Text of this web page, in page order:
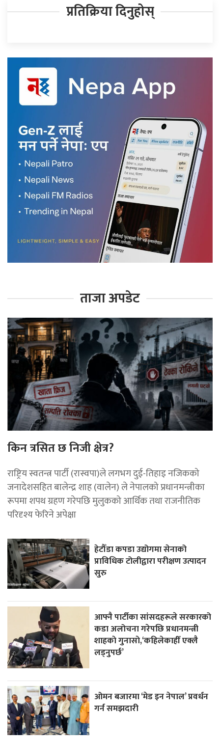
प्रतिक्रिया दिनुहोस्
ताजा अपडेट
किन त्रसित छ निजी क्षेत्र?
राष्ट्रिय स्वतन्त्र पार्टी (रास्वपा)ले लगभग दुई-तिहाइ नजिकको
जनादेशसहित बालेन्द्र शाह (वालेन) ले नेपालको प्रधानमन्त्रीका
रूपमा शपथ ग्रहण गरेपछि मुलुकको आर्थिक तथा राजनीतिक
परिदृश्य फेरिने अपेक्षा
हेटौँडा कपडा उद्योगमा सेनाको
प्राविधिक टोलीद्वारा परीक्षण उत्पादन
सुरु
आफ्नै पार्टीका सांसदहरूले सरकारको
कडा अलोचना गरेपछि प्रधानमन्त्री
शाहकाे गुनासाे,‘कहिलेकाहीँ एक्लै
लड्नुपर्छ’
ओमन बजारमा ‘मेड इन नेपाल’ प्रवर्धन
गर्न समझदारी